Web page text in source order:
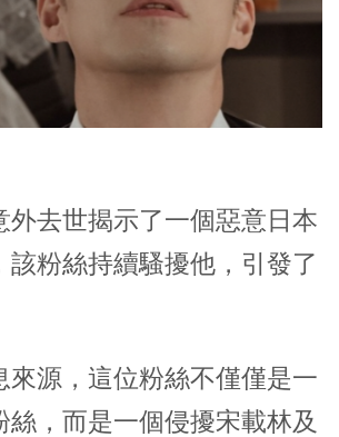
外去世揭示了一個惡意日本
該粉絲持續騷擾他，引發了
來源，這位粉絲不僅僅是一
絲，而是一個侵擾宋載林及